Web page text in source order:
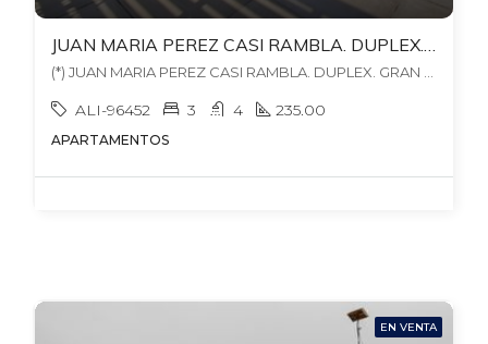
ALI-96452 3 4 235.00
APARTAMENTOS
EN VENTA